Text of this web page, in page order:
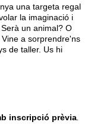
una targeta regal
la imaginació i
un animal? O
a sorprendre'ns
de taller. Us hi
inscripció prèvia.